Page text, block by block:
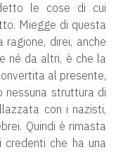
le cose di cui
Miegge di questa
direi, anche
né da altri, è che la
al presente,
nessuna struttura di
con i nazisti,
Quindi è rimasta
credenti che ha una